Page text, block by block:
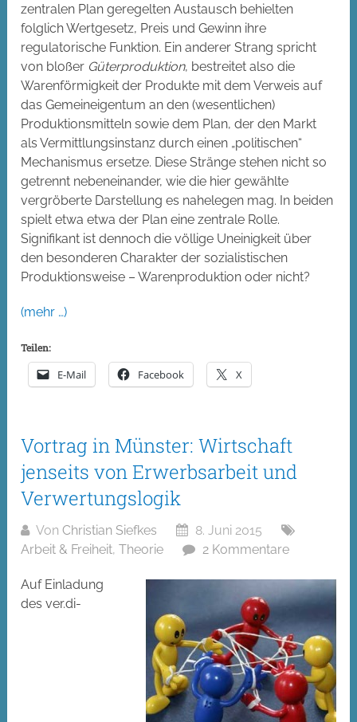
zentralen Plan geregelten Austausch behielten
folglich Wertgesetz, Preis und Gewinn ihre
regulatorische Funktion. Ein anderer Strang spricht
von bloßer Güterproduktion, bestreitet also die
Warenförmigkeit der Produkte mit dem Verweis auf
das Gemeineigentum an den (wesentlichen)
Produktionsmitteln sowie dem Plan, der den Markt
als Vermittlungsinstanz durch einen „politischen“
Mechanismus ersetze. Diese Stränge stehen nicht so
getrennt nebeneinander, wie die hier gewählte
vergröberte Darstellung es nahelegen mag. In beiden
spielt etwa etwa der Plan eine zentrale Rolle.
Signifikant ist dennoch die völlige Uneinigkeit über
den besonderen Charakter der sozialistischen
Produktionsweise – Warenproduktion oder nicht?
(mehr …)
Teilen:
E-Mail Facebook X
Vortrag in Münster: Wirtschaft
jenseits von Erwerbsarbeit und
Verwertungslogik
VonChristian Siefkes
8. Juni 2015
Arbeit & Freiheit,Theorie 2 Kommentare
Auf Einladung
des ver.di-